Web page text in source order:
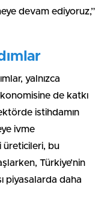
devam ediyoruz,”
yalnızca
de katkı
istihdamın
ivme
üreticileri, bu
Türkiye’nin
piyasalarda daha